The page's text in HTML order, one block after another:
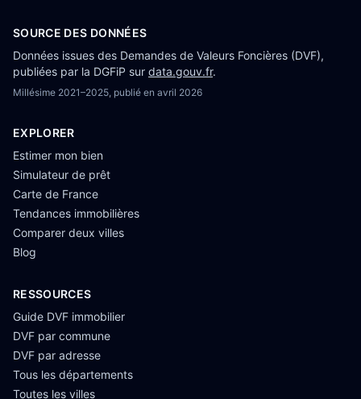
SOURCE DES DONNÉES
Données issues des Demandes de Valeurs Foncières (DVF),
publiées par la DGFiP sur data.gouv.fr.
Millésime 2021–2025, publié en avril 2026
EXPLORER
Estimer mon bien
Simulateur de prêt
Carte de France
Tendances immobilières
Comparer deux villes
Blog
RESSOURCES
Guide DVF immobilier
DVF par commune
DVF par adresse
Tous les départements
Toutes les villes